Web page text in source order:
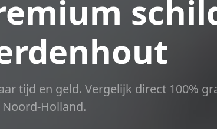
tijd en geld. Vergelijk direct 100%
Holland.